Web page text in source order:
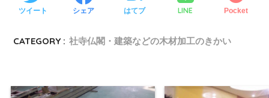
ツイート シェア はてブ LINE Pocket
CATEGORY : 社寺仏閣・建築などの木材加工のきかい